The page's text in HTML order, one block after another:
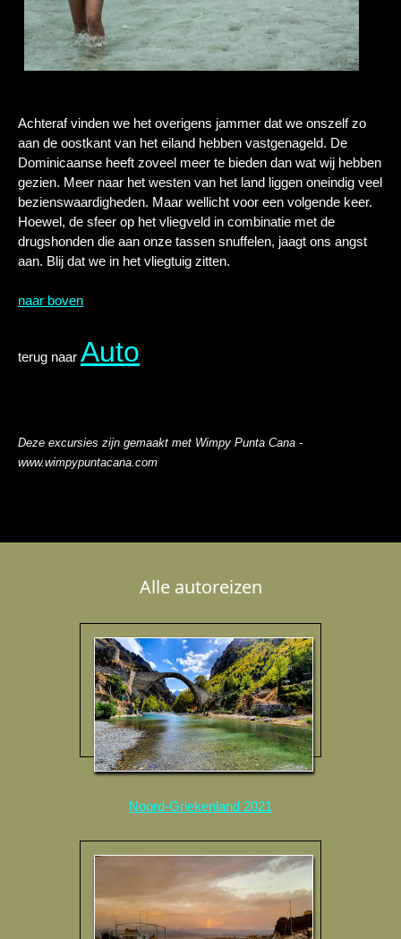
Achteraf vinden we het overigens jammer dat we onszelf zo
aan de oostkant van het eiland hebben vastgenageld. De
Dominicaanse heeft zoveel meer te bieden dan wat wij hebben
gezien. Meer naar het westen van het land liggen oneindig veel
bezienswaardigheden. Maar wellicht voor een volgende keer.
Hoewel, de sfeer op het vliegveld in combinatie met de
drugshonden die aan onze tassen snuffelen, jaagt ons angst
aan. Blij dat we in het vliegtuig zitten.
naar boven
terug naar Auto
Deze excursies zijn gemaakt met Wimpy Punta Cana -
www.wimpypuntacana.com
Alle autoreizen
Noord-Griekenland 2021